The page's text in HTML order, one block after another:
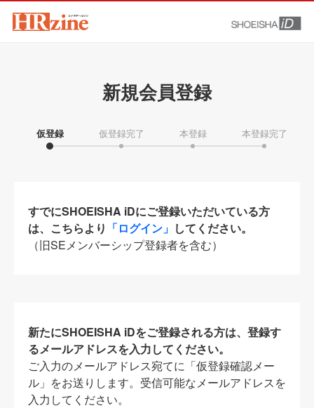
新規会員登録
仮登録 仮登録完了 本登録 本登録完了
すでにSHOEISHA iDにご登録いただいている方
は、こちらより 「ログイン」 してください。
（旧SEメンバーシップ登録者を含む）
新たにSHOEISHA iDをご登録される方は、登録す
るメールアドレスを入力してください。
ご入力のメールアドレス宛てに「仮登録確認メー
ル」をお送りします。受信可能なメールアドレスを
入力してください。